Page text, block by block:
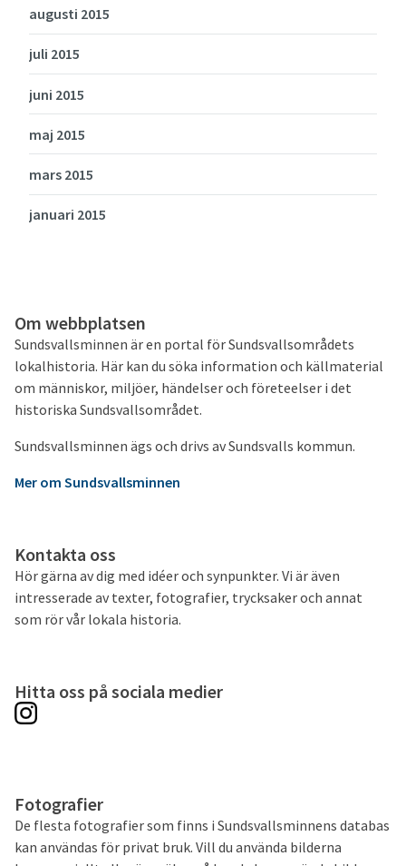
augusti 2015
juli 2015
juni 2015
maj 2015
mars 2015
januari 2015
Om webbplatsen
Sundsvallsminnen är en portal för Sundsvallsområdets
lokalhistoria. Här kan du söka information och källmaterial
om människor, miljöer, händelser och företeelser i det
historiska Sundsvallsområdet.
Sundsvallsminnen ägs och drivs av Sundsvalls kommun.
Mer om Sundsvallsminnen
Kontakta oss
Hör gärna av dig med idéer och synpunkter. Vi är även
intresserade av texter, fotografier, trycksaker och annat
som rör vår lokala historia.
Hitta oss på sociala medier
Fotografier
De flesta fotografier som finns i Sundsvallsminnens databas
kan användas för privat bruk. Vill du använda bilderna